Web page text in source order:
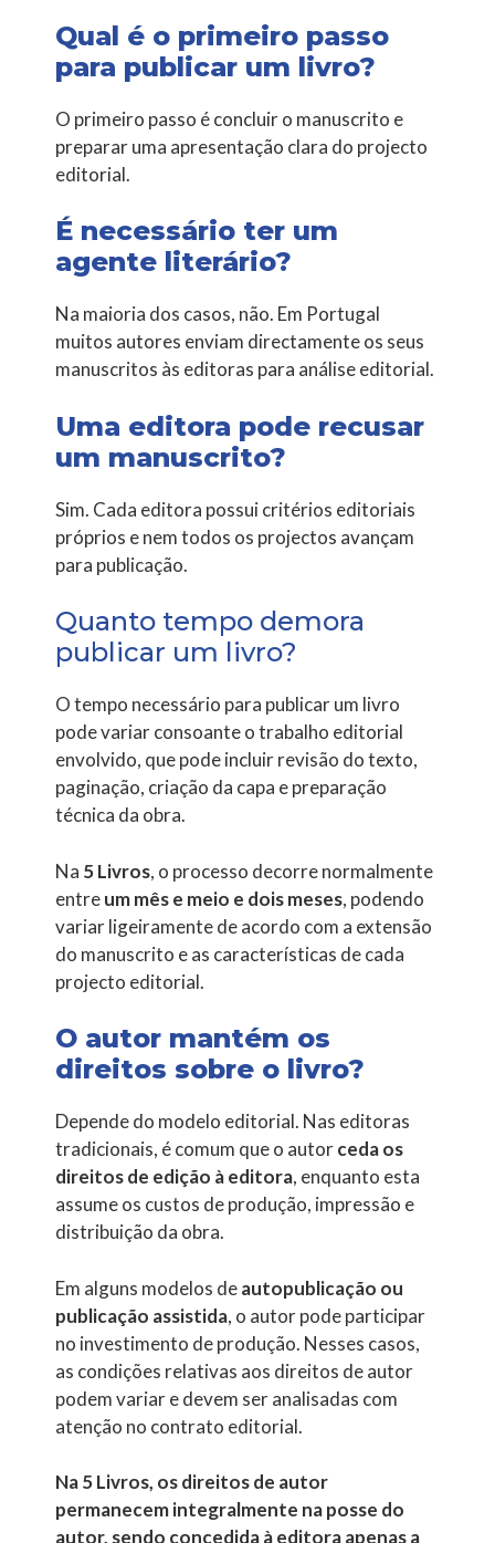
Qual é o primeiro passo
para publicar um livro?
O primeiro passo é concluir o manuscrito e
preparar uma apresentação clara do projecto
editorial.
É necessário ter um
agente literário?
Na maioria dos casos, não. Em Portugal
muitos autores enviam directamente os seus
manuscritos às editoras para análise editorial.
Uma editora pode recusar
um manuscrito?
Sim. Cada editora possui critérios editoriais
próprios e nem todos os projectos avançam
para publicação.
Quanto tempo demora
publicar um livro?
O tempo necessário para publicar um livro
pode variar consoante o trabalho editorial
envolvido, que pode incluir revisão do texto,
paginação, criação da capa e preparação
técnica da obra.
Na 5 Livros, o processo decorre normalmente
entreum mês e meio e dois meses, podendo
variar ligeiramente de acordo com a extensão
do manuscrito e as características de cada
projecto editorial.
O autor mantém os
direitos sobre o livro?
Depende do modelo editorial. Nas editoras
tradicionais, é comum que o autorceda os
direitos de edição à editora, enquanto esta
assume os custos de produção, impressão e
distribuição da obra.
Em alguns modelos deautopublicação ou
publicação assistida, o autor pode participar
no investimento de produção. Nesses casos,
as condições relativas aos direitos de autor
podem variar e devem ser analisadas com
atenção no contrato editorial.
Na 5 Livros, os direitos de autor
permanecem integralmente na posse do
autor, sendo concedida à editora apenas a